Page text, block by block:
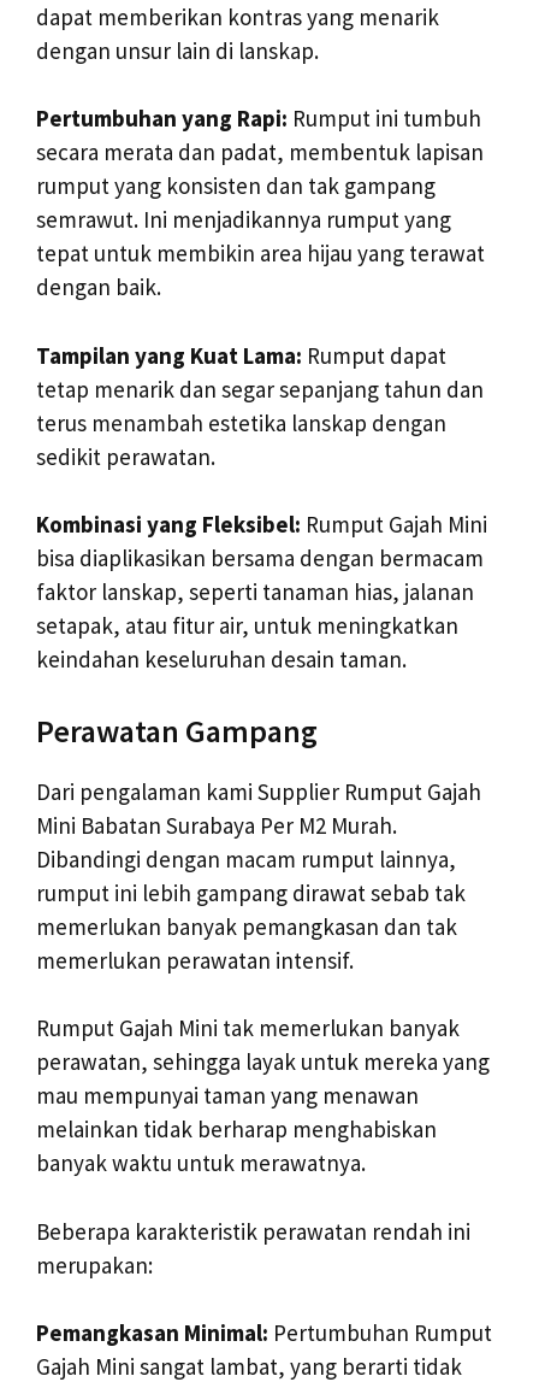
dapat memberikan kontras yang menarik
dengan unsur lain di lanskap.
Pertumbuhan yang Rapi: Rumput ini tumbuh
secara merata dan padat, membentuk lapisan
rumput yang konsisten dan tak gampang
semrawut. Ini menjadikannya rumput yang
tepat untuk membikin area hijau yang terawat
dengan baik.
Tampilan yang Kuat Lama: Rumput dapat
tetap menarik dan segar sepanjang tahun dan
terus menambah estetika lanskap dengan
sedikit perawatan.
Kombinasi yang Fleksibel: Rumput Gajah Mini
bisa diaplikasikan bersama dengan bermacam
faktor lanskap, seperti tanaman hias, jalanan
setapak, atau fitur air, untuk meningkatkan
keindahan keseluruhan desain taman.
Perawatan Gampang
Dari pengalaman kami Supplier Rumput Gajah
Mini Babatan Surabaya Per M2 Murah.
Dibandingi dengan macam rumput lainnya,
rumput ini lebih gampang dirawat sebab tak
memerlukan banyak pemangkasan dan tak
memerlukan perawatan intensif.
Rumput Gajah Mini tak memerlukan banyak
perawatan, sehingga layak untuk mereka yang
mau mempunyai taman yang menawan
melainkan tidak berharap menghabiskan
banyak waktu untuk merawatnya.
Beberapa karakteristik perawatan rendah ini
merupakan:
Pemangkasan Minimal: Pertumbuhan Rumput
Gajah Mini sangat lambat, yang berarti tidak